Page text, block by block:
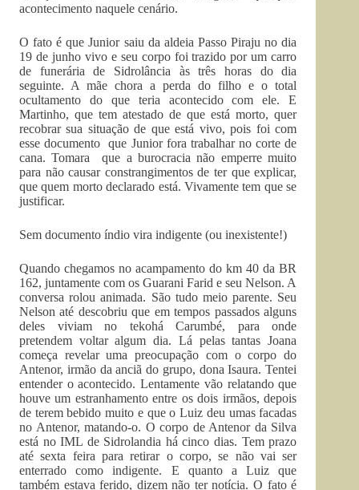
acontecimento naquele cenário.
O fato é que Junior saiu da aldeia Passo Piraju no dia
19 de junho vivo e seu corpo foi trazido por um carro
de funerária de Sidrolância às três horas do dia
seguinte. A mãe chora a perda do filho e o total
ocultamento do que teria acontecido com ele. E
Martinho, que tem atestado de que está morto, quer
recobrar sua situação de que está vivo, pois foi com
esse documento que Junior fora trabalhar no corte de
cana. Tomara que a burocracia não emperre muito
para não causar constrangimentos de ter que explicar,
que quem morto declarado está. Vivamente tem que se
justificar.
Sem documento índio vira indigente (ou inexistente!)
Quando chegamos no acampamento do km 40 da BR
162, juntamente com os Guarani Farid e seu Nelson. A
conversa rolou animada. São tudo meio parente. Seu
Nelson até descobriu que em tempos passados alguns
deles viviam no tekohá Carumbé, para onde
pretendem voltar algum dia. Lá pelas tantas Joana
começa revelar uma preocupação com o corpo do
Antenor, irmão da anciã do grupo, dona Isaura. Tentei
entender o acontecido. Lentamente vão relatando que
houve um estranhamento entre os dois irmãos, depois
de terem bebido muito e que o Luiz deu umas facadas
no Antenor, matando-o. O corpo de Antenor da Silva
está no IML de Sidrolandia há cinco dias. Tem prazo
até sexta feira para retirar o corpo, se não vai ser
enterrado como indigente. E quanto a Luiz que
também estava ferido, dizem não ter notícia. O fato é